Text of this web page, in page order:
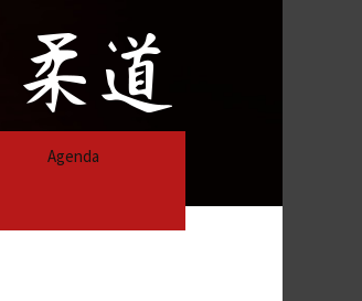
Agenda